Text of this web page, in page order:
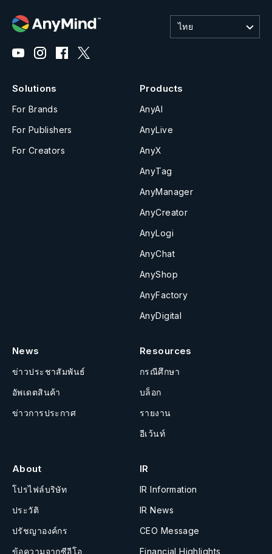
ไทย
Solutions
For Brands
For Publishers
For Creators
Products
AnyAI
AnyLive
AnyX
AnyTag
AnyManager
AnyCreator
AnyLogi
AnyChat
AnyShop
AnyFactory
AnyDigital
News
ข่าวประชาสัมพันธ์
อัพเดตสินค้า
ข่าวการประกาศ
Resources
กรณีศึกษา
บล็อก
รายงาน
อีเว้นท์
About
โปรไฟล์บริษัท
ประวัติ
ปรัชญาองค์กร
ข้อความจากซีอีโอ
IR
IR Information
IR News
CEO Message
Financial Highlights